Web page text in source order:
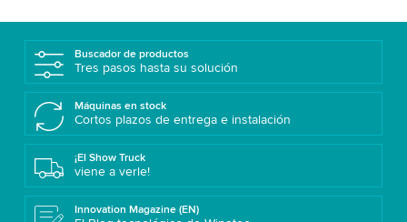
Buscador de productos
Tres pasos hasta su solución
Máquinas en stock
Cortos plazos de entrega e instalación
¡El Show Truck
viene a verle!
Innovation Magazine (EN)